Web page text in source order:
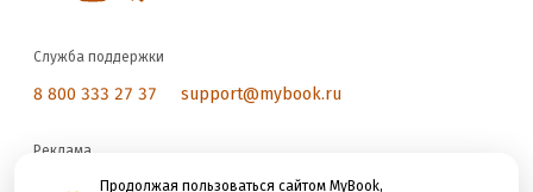
Продолжая пользоваться сайтом MyBook,
Служба поддержки
8 800 333 27 37 support@mybook.ru
Реклама
reklama@litres.ru